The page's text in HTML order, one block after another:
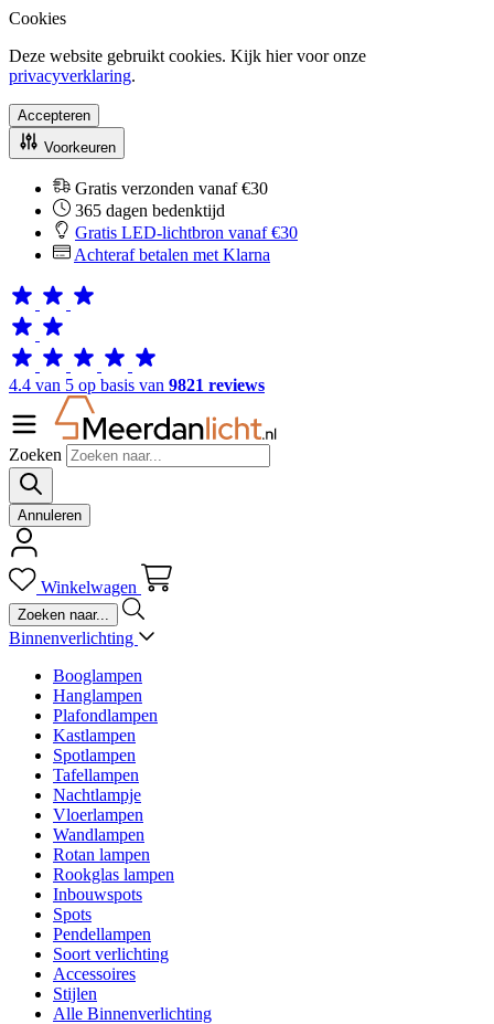
Cookies
Deze website gebruikt cookies. Kijk hier voor onze
privacyverklaring.
Accepteren
Voorkeuren
Gratis verzonden vanaf €30
365 dagen bedenktijd
Gratis LED-lichtbron vanaf €30
Achteraf betalen met Klarna
4.4 van 5 op basis van 9821 reviews
Zoeken
Annuleren
Winkelwagen
Binnenverlichting
Booglampen
Hanglampen
Plafondlampen
Kastlampen
Spotlampen
Tafellampen
Nachtlampje
Vloerlampen
Wandlampen
Rotan lampen
Rookglas lampen
Inbouwspots
Spots
Pendellampen
Soort verlichting
Accessoires
Stijlen
Alle Binnenverlichting